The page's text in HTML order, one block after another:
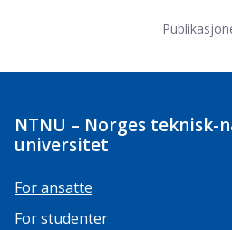
NTNU – Norges
universitet
For ansatte
For studenter